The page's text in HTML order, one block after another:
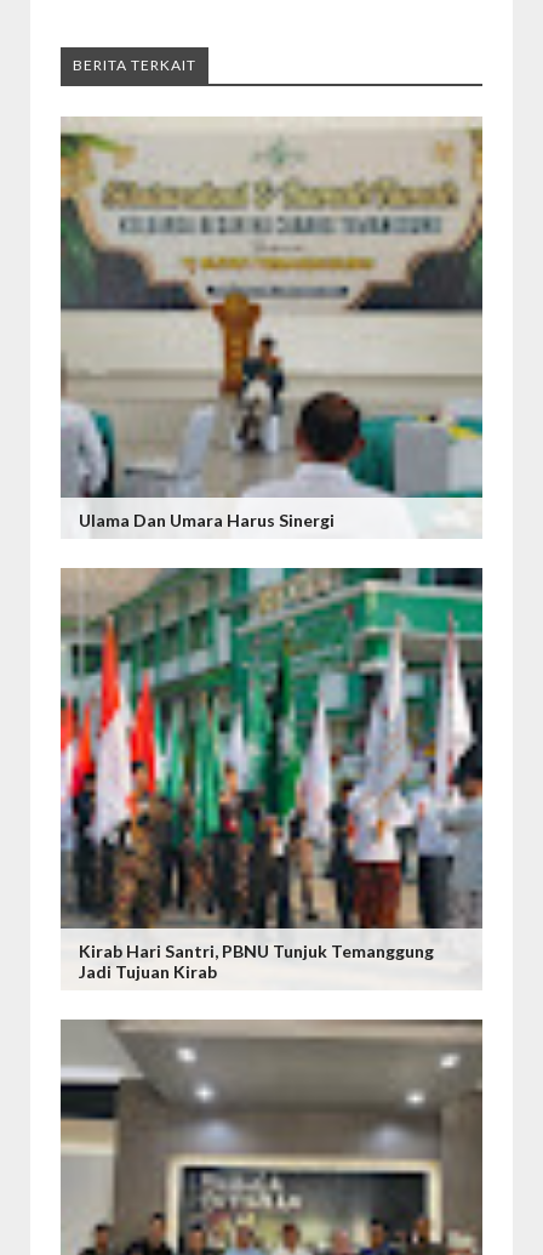
BERITA TERKAIT
Ulama Dan Umara Harus Sinergi
Kirab Hari Santri, PBNU Tunjuk Temanggung
Jadi Tujuan Kirab